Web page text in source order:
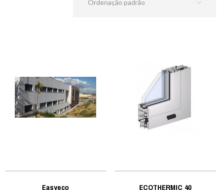
Easyeco ECOTHERMIC 40